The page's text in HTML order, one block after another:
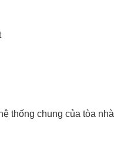
thống chung của tòa nhà